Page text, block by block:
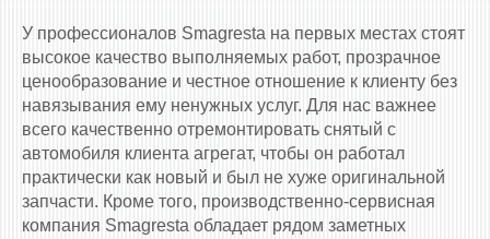
У профессионалов Smagresta на первых местах стоят
высокое качество выполняемых работ, прозрачное
ценообразование и честное отношение к клиенту без
навязывания ему ненужных услуг. Для нас важнее
всего качественно отремонтировать снятый с
автомобиля клиента агрегат, чтобы он работал
практически как новый и был не хуже оригинальной
запчасти. Кроме того, производственно-сервисная
компания Smagresta обладает рядом заметных